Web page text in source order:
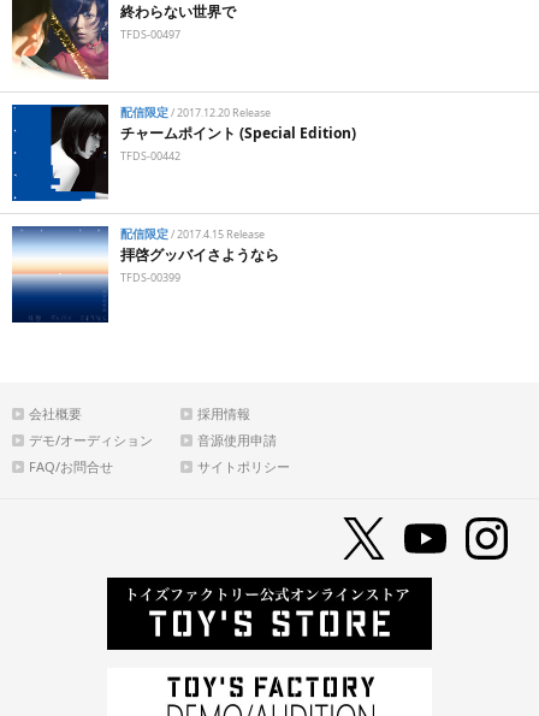
終わらない世界で
TFDS-00497
配信限定/2017.12.20 Release
チャームポイント (Special Edition)
TFDS-00442
配信限定/2017.4.15 Release
拝啓グッバイさようなら
TFDS-00399
会社概要
採用情報
デモ/オーディション
音源使用申請
FAQ/お問合せ
サイトポリシー